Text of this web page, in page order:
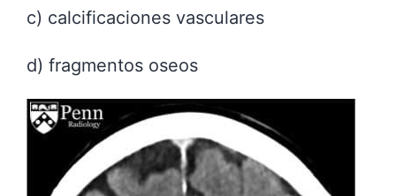
c) calcificaciones vasculares
d) fragmentos oseos